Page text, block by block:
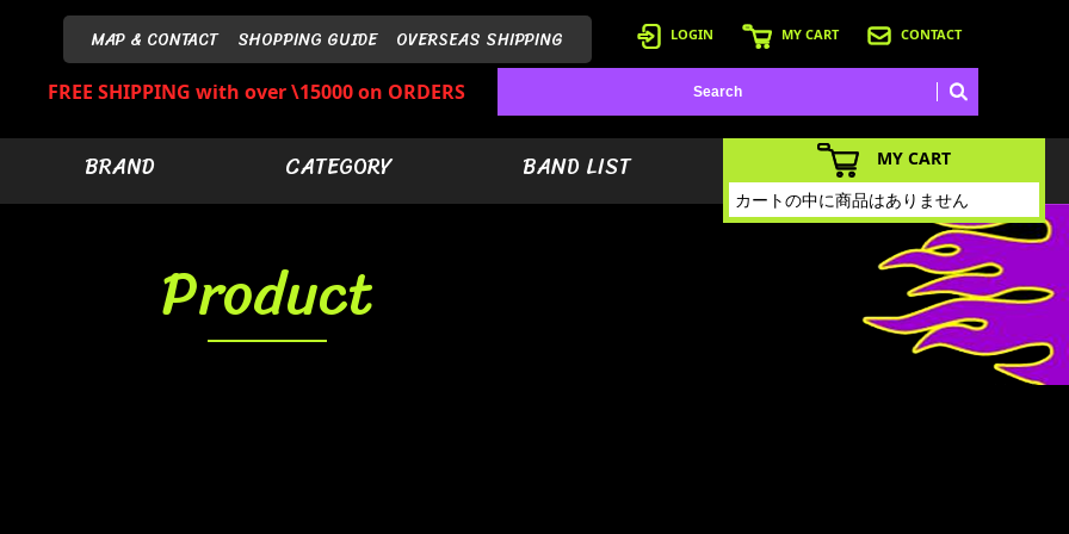
MAP & CONTACT SHOPPING GUIDE OVERSEAS SHIPPING LOGIN MY CART CONTACT
FREE SHIPPING with over \15000 on ORDERS
BRAND CATEGORY BAND LIST
Product
MY CART
カートの中に商品はありません